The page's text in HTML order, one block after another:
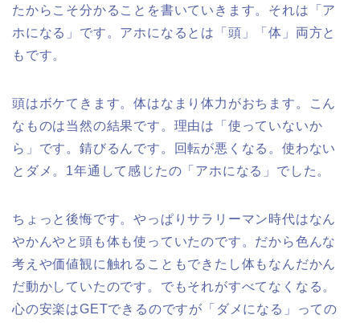
たからこそ分かることを書いていきます。それは「ア
ホになる」です。アホになるとは「頭」「体」両方と
もです。
頭はボケてきます。体はなまり体力がおちます。こん
なものは当然の結果です。理由は「使っていないか
ら」です。錆びるんです。回転が悪くなる。使わない
とダメ。1年通して感じたの「アホになる」でした。
ちょっと後悔です。やっぱりサラリーマン時代はなん
やかんやと頭も体も使っていたのです。だから色んな
考えや価値観に触れることもできたし体もなんだかん
だ動かしていたのです。でもそれがすべてなくなる。
心の安楽はGETできるのですが「ダメになる」っての